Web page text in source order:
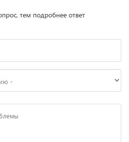
тем подробнее ответ